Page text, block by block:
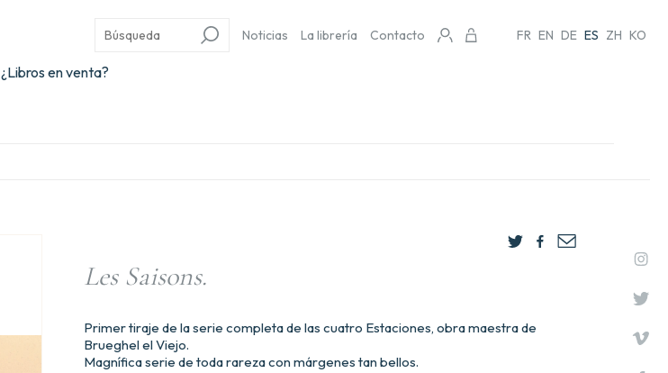
¿Libros en venta?
Noticias La librería Contacto FR EN DE ES ZH KO
Les Saisons.
Primer tiraje de la serie completa de las cuatro Estaciones, obra maestra de
Brueghel el Viejo.
Magnífica serie de toda rareza con márgenes tan bellos.